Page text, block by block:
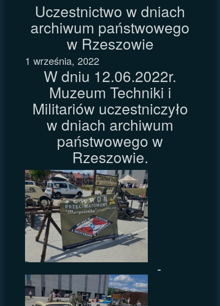
Uczestnictwo w dniach
archiwum państwowego
w Rzeszowie
1 września, 2022
W dniu 12.06.2022r.
Muzeum Techniki i
Militariów uczestniczyło
w dniach archiwum
państwowego w
Rzeszowie.